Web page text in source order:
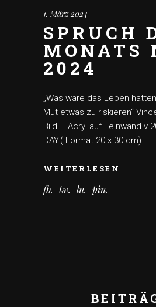
1. März 2024
SPRUCH
MONATS
2024
„Was wäre das Leben
Mut etwas zu riskieren“
Bild – Acryl auf Leinwand v
DAY.( Format 20 x 30 cm)
WEITERLESEN
fb tw ln pin